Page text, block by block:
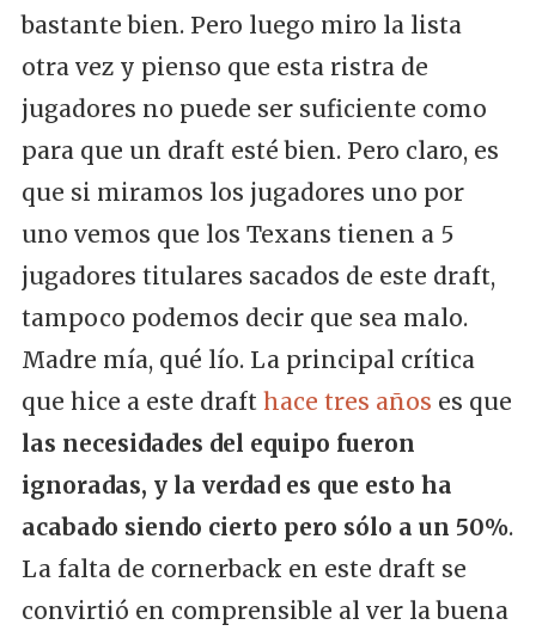
bastante bien. Pero luego miro la lista
otra vez y pienso que esta ristra de
jugadores no puede ser suficiente como
para que un draft esté bien. Pero claro, es
que si miramos los jugadores uno por
uno vemos que los Texans tienen a 5
jugadores titulares sacados de este draft,
tampoco podemos decir que sea malo.
Madre mía, qué lío. La principal crítica
que hice a este draft hace tres años es que
las necesidades del equipo fueron
ignoradas, y la verdad es que esto ha
acabado siendo cierto pero sólo a un 50%.
La falta de cornerback en este draft se
convirtió en comprensible al ver la buena